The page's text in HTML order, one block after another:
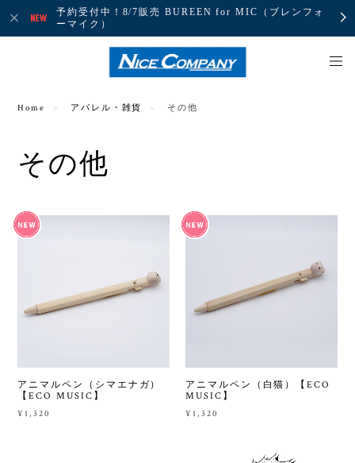
予約受付中！8/7販売 BUREEN for MIC（ブレンフォ
ーマイク）
Home アパレル・雑貨 その他
その他
アニマルペン（シマエナガ）
【ECO MUSIC】
¥1,320
アニマルペン（白猫）【ECO
MUSIC】
¥1,320